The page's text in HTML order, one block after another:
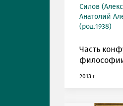
Силов
Анатолий
(род.1938)
Часть
2013 г.